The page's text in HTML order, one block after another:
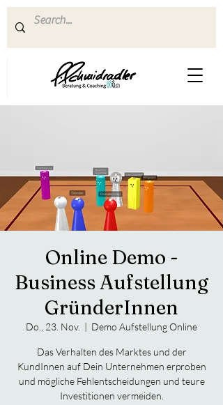
Online Demo -
Business Aufstellung
GründerInnen
Do., 23. Nov.
  |
Demo Aufstellung Online
Das Verhalten des Marktes und der
KundInnen auf Dein Unternehmen erproben
und mögliche Fehlentscheidungen und teure
Investitionen vermeiden.